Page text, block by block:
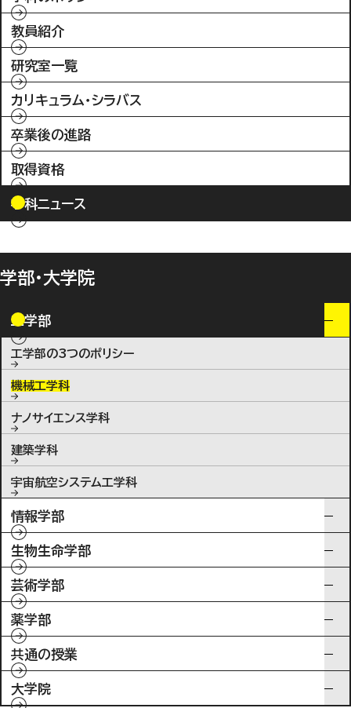
教員紹介
研究室一覧
カリキュラム・シラバス
卒業後の進路
取得資格
学科ニュース
学部・大学院
工学部
工学部の3つのポリシー
機械工学科
ナノサイエンス学科
建築学科
宇宙航空システム工学科
情報学部
生物生命学部
芸術学部
薬学部
共通の授業
大学院